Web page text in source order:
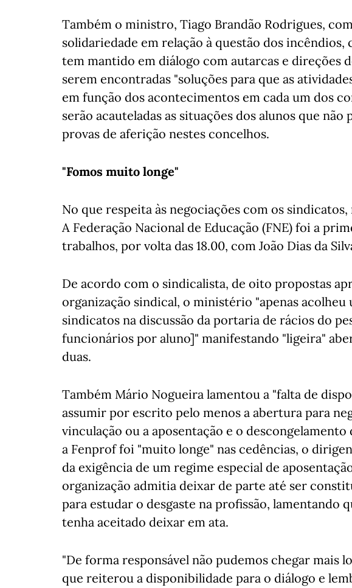
Também o ministro, Tiago Brandão Rodrigues,
solidariedade em relação à questão dos
tem mantido em diálogo com autarcas e direções
serem encontradas "soluções para que as
em função dos acontecimentos em cada um dos
serão acauteladas as situações dos alunos que não
provas de aferição nestes concelhos.
"Fomos muito longe"
No que respeita às negociações com os
A Federação Nacional de Educação (FNE) foi a
trabalhos, por volta das 18.00, com João Dias da
De acordo com o sindicalista, de oito propostas
organização sindical, o ministério "apenas acolheu
sindicatos na discussão da portaria de rácios do
funcionários por aluno]" manifestando "ligeira"
duas.
Também Mário Nogueira lamentou a "falta de
assumir por escrito pelo menos a abertura para
vinculação ou a aposentação e o
a Fenprof foi "muito longe" nas cedências, o
da exigência de um regime especial de
organização admitia deixar de parte até ser
para estudar o desgaste na profissão, lamentando
tenha aceitado deixar em ata.
"De forma responsável não pudemos chegar mais
que reiterou a disponibilidade para o diálogo e